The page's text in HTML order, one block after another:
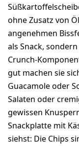
ohne Zusatz von
angenehmen
als Snack,
Crunch-
gut machen sie
Guacamole oder
Salaten oder
gewissen
Snackplatte mit
siehst: Die Chips